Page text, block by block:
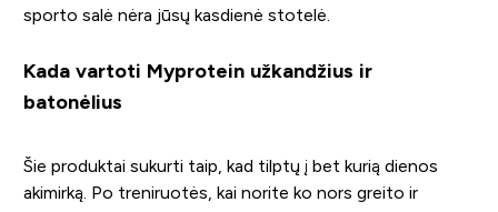
sporto salė nėra jūsų kasdienė stotelė.
Kada vartoti Myprotein užkandžius ir
batonėlius
Šie produktai sukurti taip, kad tilptų į bet kurią dienos
akimirką. Po treniruotės, kai norite ko nors greito ir